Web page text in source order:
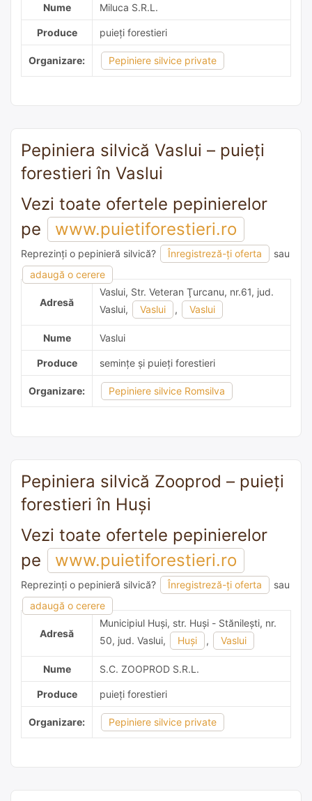
Nume Miluca S.R.L.
Produce puieți forestieri
Organizare: Pepiniere silvice private
Pepiniera silvică Vaslui – puieți
forestieri în Vaslui
Vezi toate ofertele pepinierelor
pe
www.puietiforestieri.ro
Reprezinți o pepinieră silvică? Înregistreză-ți oferta
sau
adaugă o cerere
adaugă o recomandare
Adresă
Vaslui, Str. Veteran Ţurcanu, nr.61, jud.
Vaslui,
Vaslui , Vaslui
Nume Vaslui
Produce semințe și puieți forestieri
Organizare: Pepiniere silvice Romsilva
Pepiniera silvică Zooprod – puieți
forestieri în Huşi
Vezi toate ofertele pepinierelor
pe
www.puietiforestieri.ro
Reprezinți o pepinieră silvică? Înregistreză-ți oferta
sau
adaugă o cerere
adaugă o recomandare
Adresă
Municipiul Huşi, str. Huși - Stănileşti, nr.
50, jud. Vaslui,
Huşi , Vaslui
Nume S.C. ZOOPROD S.R.L.
Produce puieți forestieri
Organizare: Pepiniere silvice private